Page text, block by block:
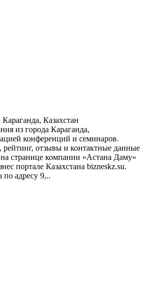
Казахстан
из города Караганда,
конференций и семинаров.
отзывы и контактные данные
странице компании «Астана Даму»
портале Казахстана bizneskz.su.
адресу 9,..